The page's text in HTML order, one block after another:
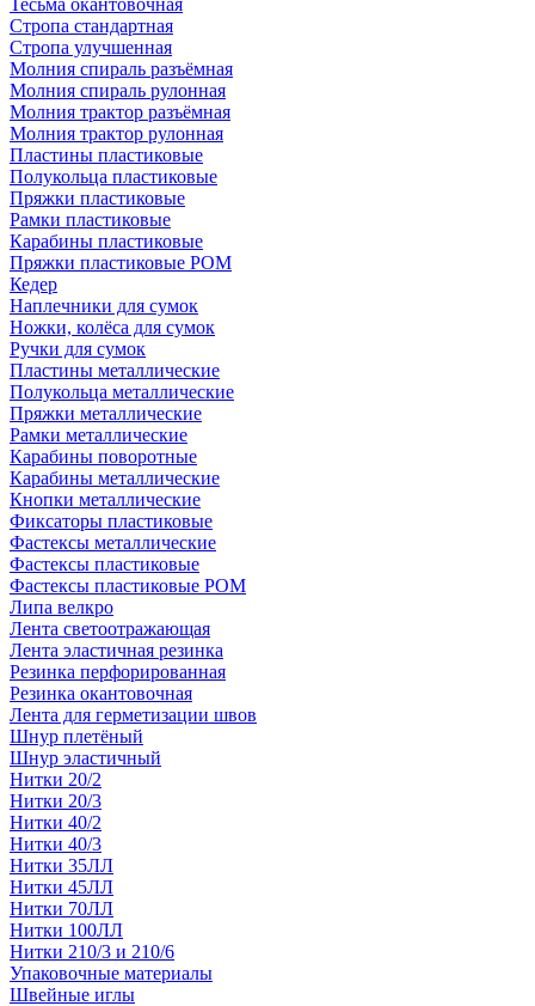
Тесьма окантовочная
Стропа стандартная
Стропа улучшенная
Молния спираль разъёмная
Молния спираль рулонная
Молния трактор разъёмная
Молния трактор рулонная
Пластины пластиковые
Полукольца пластиковые
Пряжки пластиковые
Рамки пластиковые
Карабины пластиковые
Пряжки пластиковые РОМ
Кедер
Наплечники для сумок
Ножки, колёса для сумок
Ручки для сумок
Пластины металлические
Полукольца металлические
Пряжки металлические
Рамки металлические
Карабины поворотные
Карабины металлические
Кнопки металлические
Фиксаторы пластиковые
Фастексы металлические
Фастексы пластиковые
Фастексы пластиковые POM
Липа велкро
Лента светоотражающая
Лента эластичная резинка
Резинка перфорированная
Резинка окантовочная
Лента для герметизации швов
Шнур плетёный
Шнур эластичный
Нитки 20/2
Нитки 20/3
Нитки 40/2
Нитки 40/3
Нитки 35ЛЛ
Нитки 45ЛЛ
Нитки 70ЛЛ
Нитки 100ЛЛ
Нитки 210/3 и 210/6
Упаковочные материалы
Швейные иглы